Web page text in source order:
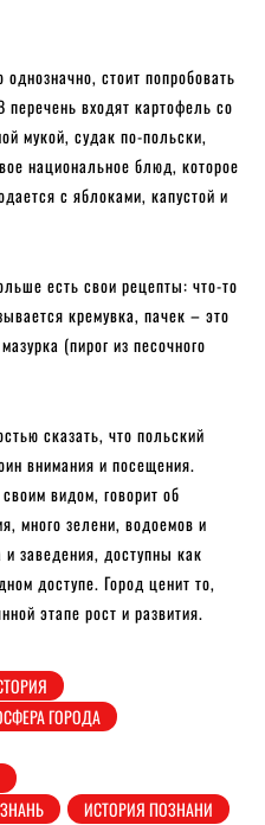
стоит попробовать
входят картофель со
мукой, судак по-польски,
национальное блюд, которое
с яблоками, капустой и
есть свои рецепты: что-то
кремувка, пачек – это
(пирог из песочного
сказать, что польский
внимания и посещения.
видом, говорит об
много зелени, водоемов и
и заведения, доступны как
доступе. Город ценит то,
этапе рост и развития.
ГОРОДА
ИСТОРИЯ ПОЗНАНИ